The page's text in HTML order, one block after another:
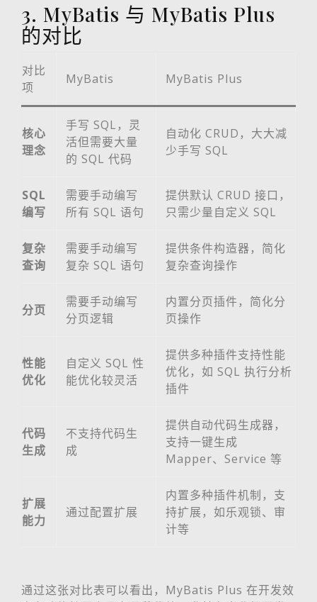
3. MyBatis 与 MyBatis Plus
的对比
对比
项
MyBatis MyBatis Plus
核心
理念
手写 SQL，灵
活但需要大量
的 SQL 代码
自动化 CRUD，大大减
少手写 SQL
SQL
编写
需要手动编写
所有 SQL 语句
提供默认 CRUD 接口，
只需少量自定义 SQL
复杂
查询
需要手动编写
复杂 SQL 语句
提供条件构造器，简化
复杂查询操作
分页
需要手动编写
分页逻辑
内置分页插件，简化分
页操作
性能
优化
自定义 SQL 性
能优化较灵活
提供多种插件支持性能
优化，如 SQL 执行分析
插件
代码
生成
不支持代码生
成
提供自动代码生成器，
支持一键生成
Mapper、Service 等
扩展
能力
通过配置扩展
内置多种插件机制，支
持扩展，如乐观锁、审
计等
通过这张对比表可以看出，MyBatis Plus 在开发效